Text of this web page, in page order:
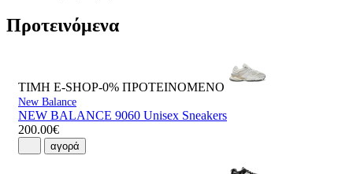
Προτεινόμενα
ΤΙΜΗ E-SHOP-0% ΠΡΟΤΕΙΝΟΜΕΝΟ
New Balance
NEW BALANCE 9060 Unisex Sneakers
200.00€
αγορά